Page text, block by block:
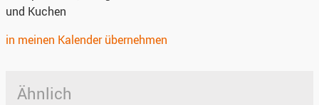
und Kuchen
in meinen Kalender übernehmen
Ähnlich